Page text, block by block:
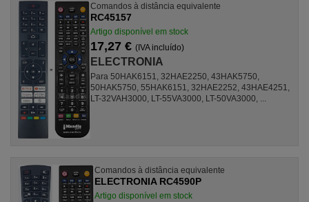
Comandos à distância equivalente
RC45157
Artigo disponível em stock
17,27 €(IVA incluído)
ELECTRONIA
Para 50HAK6151, 32HAE2250, 43HAK5750,
50HAK5750, 55HAK6151, 32HAE2252, 43HAE4251,
LT-32VAH3000, LT-55VA3000, LT-50VA3000, ...
Comandos à distância equivalente
ELECTRONIA RC4590P
Artigo disponível em stock